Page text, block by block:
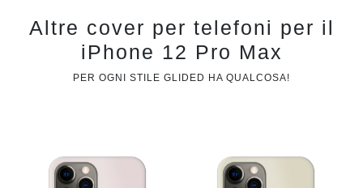
Altre cover per telefoni per il
iPhone 12 Pro Max
PER OGNI STILE GLIDED HA QUALCOSA!